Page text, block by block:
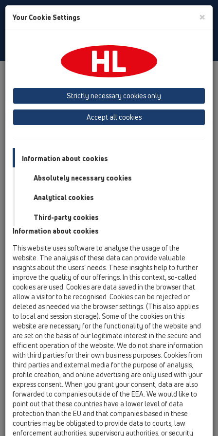
Toggle
přehled produktů 02 Umyvadla
přehled produktů
02 Umyvadla
Příslušenství
HL01001D
02 Umyvadla / Příslušenství / Náhradní díly /
Ploché těsnění 5/4"
HL01007D
02 Umyvadla / Příslušenství / Náhradní díly /
HL01007D
Klínové těsnění T30
HL01069D
02 Umyvadla / Příslušenství / Náhradní díly /
HL01069D
Klínové těsnění K30 černé
HL015.1.2E
02 Umyvadla / Příslušenství / Náhradní díly /
HL015.1.2E
Zátka 5/4" s řetízkem 48cm s připevněním
HL034.1E
02 Umyvadla / Příslušenství / Náhradní díly /
HL034.1E
Stavební zátka
HL35
Your Cookie Settings ×
Strictly necessary cookies only
Accept all cookies
Information about cookies
Absolutely necessary cookies
Analytical cookies
Third-party cookies
Information about cookies
This website uses software to analyse the usage of the
website. The analysis of these data can provide valuable
insights about the users’ needs. These insights help to further
improve the quality of our offerings. In this context, so-called
cookies are used. Cookies are data saved in the browser that
allow a visitor to be recognised. Cookies can be rejected or
deleted as needed via the browser settings. (This also applies
to local and session storage). Some of the cookies on this
website are necessary for the functionality of the website and
are set on the basis of our legitimate interest in the secure and
efficient operation of the website. We do not share information
with third parties for their own business purposes. Cookies from
third parties and external media for the purpose of analysis,
profile creation, and online advertising are only used with your
express consent. When you grant your consent, data are also
forwarded to companies outside of the EEA. We would like to
point out that these countries have a lower level of data
protection than the EU and that companies based in these
countries may be obligated to provide data to courts, law
enforcement authorities, supervisory authorities, or security